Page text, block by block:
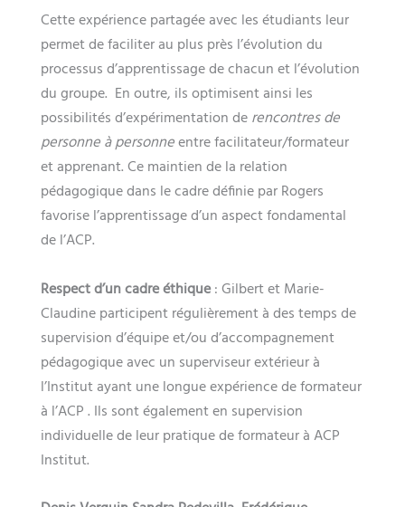
Cette expérience partagée avec les étudiants leur
permet de faciliter au plus près l’évolution du
processus d’apprentissage de chacun et l’évolution
du groupe. En outre, ils optimisent ainsi les
possibilités d’expérimentation derencontres de
personne à personneentre facilitateur/formateur
et apprenant. Ce maintien de la relation
pédagogique dans le cadre définie par Rogers
favorise l’apprentissage d’un aspect fondamental
de l’ACP.
Respect d’un cadre éthique: Gilbert et Marie-
Claudine participent régulièrement à des temps de
supervision d’équipe et/ou d’accompagnement
pédagogique avec un superviseur extérieur à
l’Institut ayant une longue expérience de formateur
à l’ACP . Ils sont également en supervision
individuelle de leur pratique de formateur à ACP
Institut.